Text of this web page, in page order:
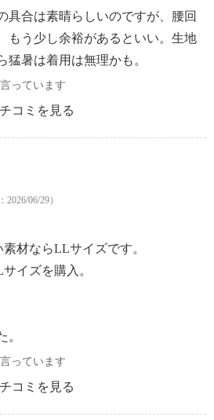
ち、色移り注意
移り注意
具合は素晴らしいのですが、腰回
もう少し余裕があるといい。生地
猛暑は着用は無理かも。
っています
コミを見る
06/29）
材ならLLサイズです。
イズを購入。
。
っています
コミを見る